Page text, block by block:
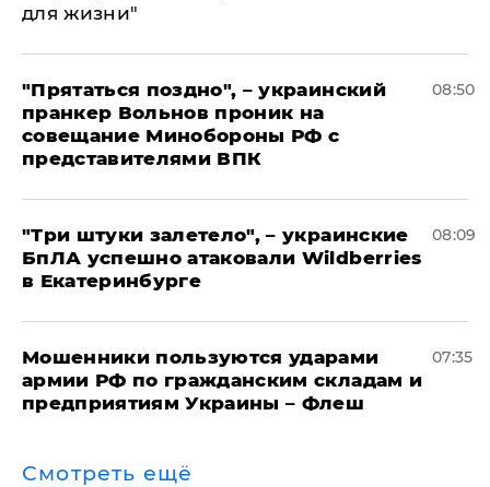
для жизни"
"Прятаться поздно", – украинский
пранкер Вольнов проник на
совещание Минобороны РФ с
представителями ВПК
08:50
"Три штуки залетело", – украинские
БпЛА успешно атаковали Wildberries
в Екатеринбурге
08:09
Мошенники пользуются ударами
армии РФ по гражданским складам и
предприятиям Украины – Флеш
07:35
Смотреть ещё